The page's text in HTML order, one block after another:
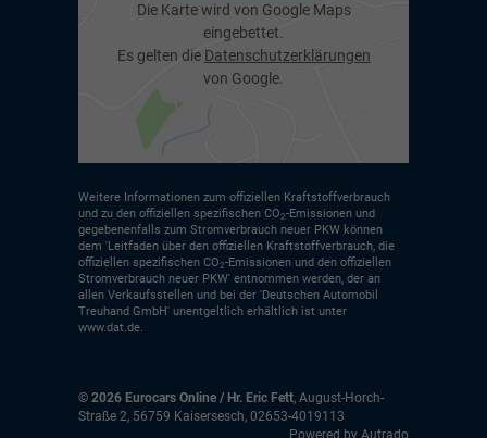
Die Karte wird von Google Maps
eingebettet.
Es gelten die Datenschutzerklärungen
von Google.
Weitere Informationen zum offiziellen Kraftstoffverbrauch
und zu den offiziellen spezifischen CO2-Emissionen und
gegebenenfalls zum Stromverbrauch neuer PKW können
dem 'Leitfaden über den offiziellen Kraftstoffverbrauch, die
offiziellen spezifischen CO2-Emissionen und den offiziellen
Stromverbrauch neuer PKW' entnommen werden, der an
allen Verkaufsstellen und bei der 'Deutschen Automobil
Treuhand GmbH' unentgeltlich erhältlich ist unter
www.dat.de.
© 2026 Eurocars Online / Hr. Eric Fett August-Horch-
Straße 2 56759 Kaisersesch, 02653-4019113
Powered by Autrado